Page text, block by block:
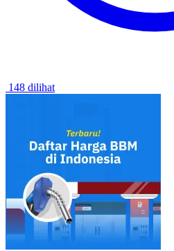
148 dilihat